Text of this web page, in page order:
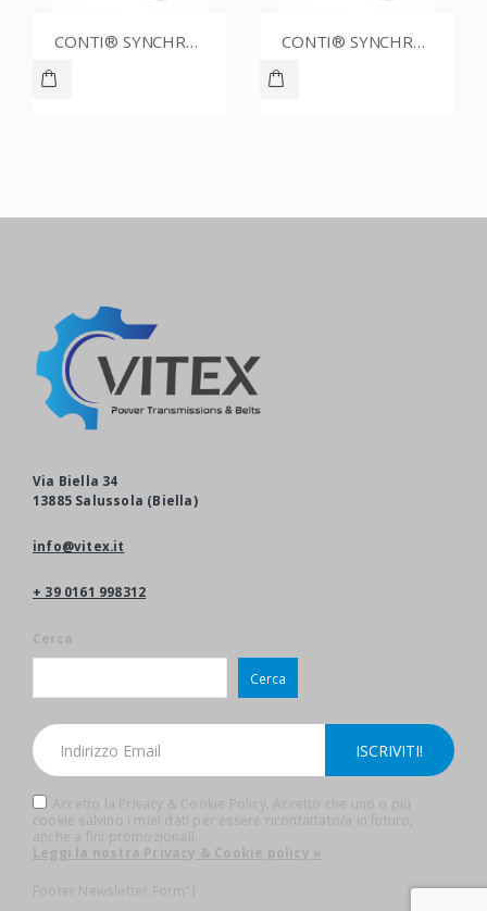
CONTI® SYNCHROBELT 86XL031 CONTI® SYNCHROBELT 80XL CUSTOM
Via Biella 34
13885 Salussola (Biella)
info@vitex.it
+ 39 0161 998312
Cerca
Cerca
Accetto la Privacy & Cookie Policy. Accetto che uno o più
cookie salvino i miei dati per essere ricontattato/a in futuro,
anche a fini promozionali.
Leggi la nostra Privacy & Cookie policy »
Footer Newsletter Form"]